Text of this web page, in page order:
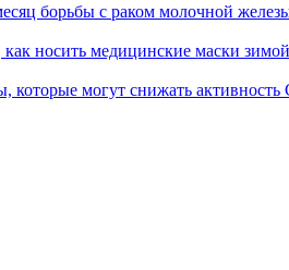
борьбы с раком молочной
как носить медицинские маски зимой
которые могут снижать